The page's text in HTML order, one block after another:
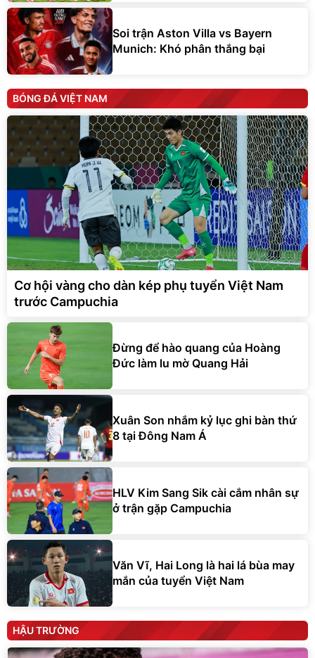
Soi trận Aston Villa vs Bayern
Munich: Khó phân thắng bại
BÓNG ĐÁ VIỆT NAM
Cơ hội vàng cho dàn kép phụ tuyển Việt Nam
trước Campuchia
Đừng để hào quang của Hoàng
Đức làm lu mờ Quang Hải
Xuân Son nhắm kỷ lục ghi bàn thứ
8 tại Đông Nam Á
HLV Kim Sang Sik cài cắm nhân sự
ở trận gặp Campuchia
Văn Vĩ, Hai Long là hai lá bùa may
mắn của tuyển Việt Nam
HẬU TRƯỜNG